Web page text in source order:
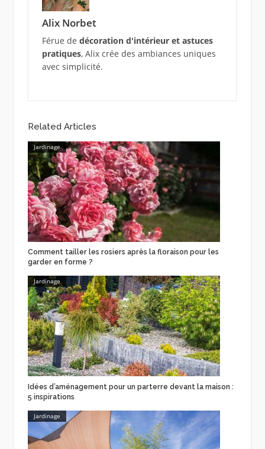
Alix Norbet
Férue dedécoration d'intérieur et astuces
pratiques, Alix crée des ambiances uniques
avec simplicité.
Related Articles
Jardinage
Comment tailler les rosiers après la floraison pour les
garder en forme ?
Jardinage
Idées d’aménagement pour un parterre devant la maison :
5 inspirations
Jardinage